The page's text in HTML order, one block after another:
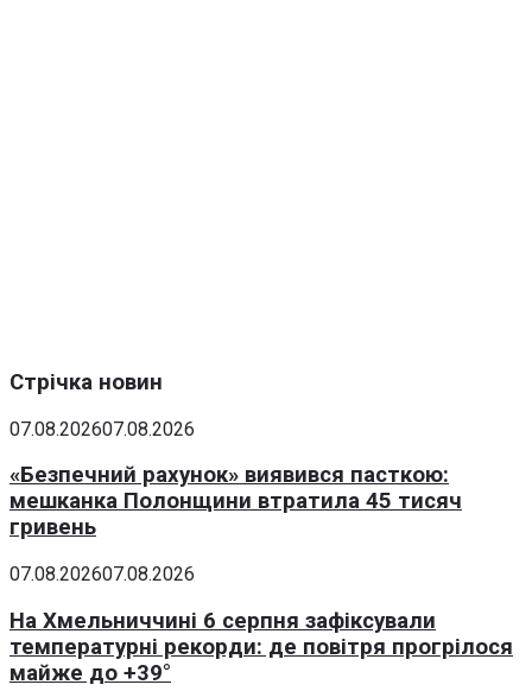
Стрічка новин
07.08.202607.08.2026
«Безпечний рахунок» виявився пасткою:
мешканка Полонщини втратила 45 тисяч
гривень
07.08.202607.08.2026
На Хмельниччині 6 серпня зафіксували
температурні рекорди: де повітря прогрілося
майже до +39°